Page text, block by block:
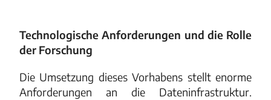
Technologische Anforderungen und die Rolle
der Forschung
Die Umsetzung dieses Vorhabens stellt enorme
Anforderungen an die Dateninfrastruktur.